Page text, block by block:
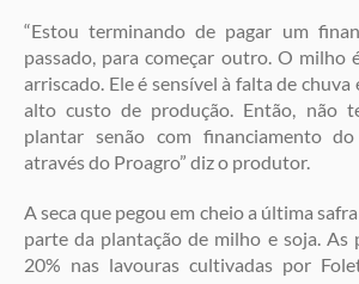
“Estou terminando de pagar um
passado, para começar outro. O
arriscado. Ele é sensível à falta de chuva
alto custo de produção. Então, não
plantar senão com financiamento
através do Proagro” diz o produtor.
A seca que pegou em cheio a última
parte da plantação de milho e soja. As
20% nas lavouras cultivadas por